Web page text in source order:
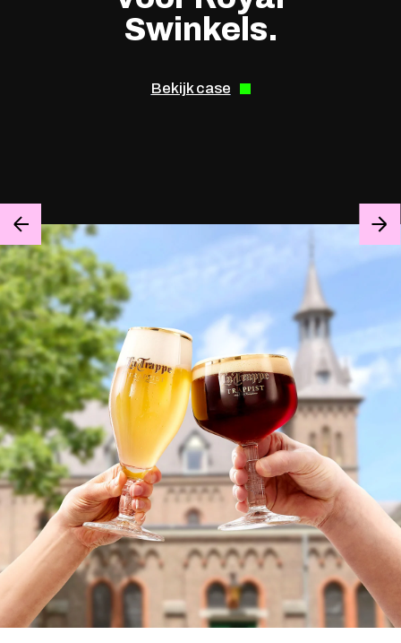
Swinkels.
Bekijk case